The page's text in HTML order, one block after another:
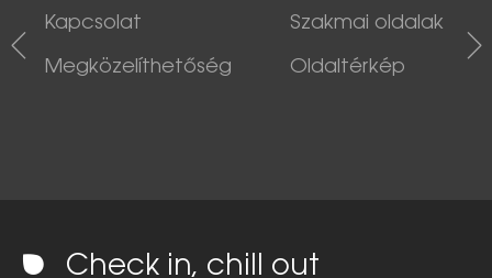
Kapcsolat
Megközelíthetőség
Szakmai oldalak
Oldaltérkép
Check in, chill out